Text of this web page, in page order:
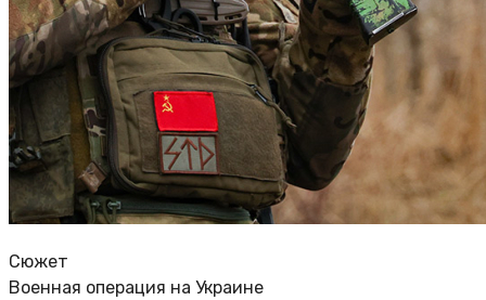
Сюжет
Военная операция на Украине